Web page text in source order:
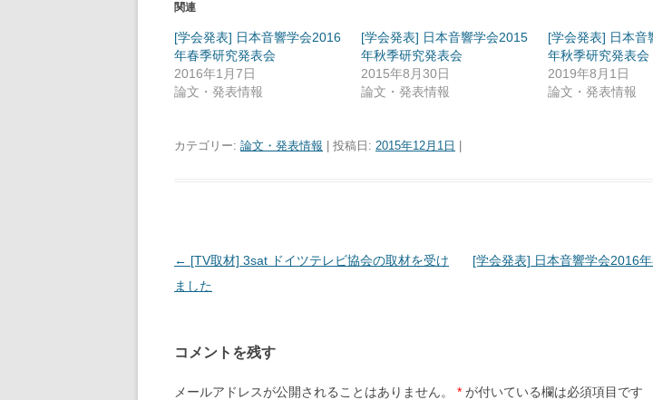
関連
[学会発表] 日本音響学会2016
年春季研究発表会
2016年1月7日
論文・発表情報
[学会発表] 日本音響学会2015
年秋季研究発表会
2015年8月30日
論文・発表情報
[学会発表] 日本音
年秋季研究発表会
2019年8月1日
論文・発表情報
カテゴリー: 論文・発表情報 | 投稿日: 2015年12月1日
投
稿
ゲ
ー
← [TV取材] 3sat ドイツテレビ協会の取材を受け
ました
[学会発表] 日本音響学会2016
コメントを残す
メールアドレスが公開されることはありません。 * が付いている欄は必須項目です